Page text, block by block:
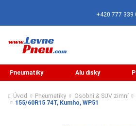
+420 777 339
Pneumatiky Alu disky
Úvod Pneumatiky Osobní & SUV zimní
155/60R15 74T, Kumho, WP51